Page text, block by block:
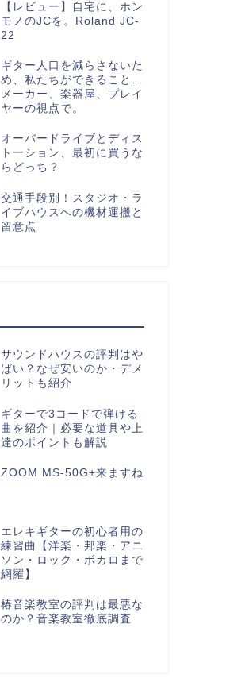
【レビュー】自宅に、ホン
モノのJCを。Roland JC-
22
ギター人口を減らさないた
め、私たちができること…
メーカー、楽器屋、プレイ
ヤーの視点で。
オーバードライブとディス
トーション、最初に買うな
らどっち？
交通手段別！スタジオ・ラ
イブハウスへの機材運搬と
留意点
サウンドハウスの評判はや
ばい？なぜ安いのか・デメ
リットも紹介
ギターで3コードで弾ける
曲を紹介｜必要な道具や上
達のポイントも解説
ZOOM MS-50G+来ますね
エレキギターの初心者用の
練習曲【洋楽・邦楽・アニ
ソン・ロック・ボカロまで
網羅】
椿音楽教室の評判は最悪な
のか？音楽教室徹底調査